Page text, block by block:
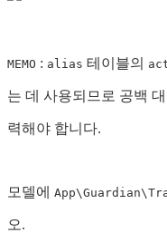
MEMO : alias 테이블의
는 데 사용되므로 공백
력해야 합니다.
모델에
오.